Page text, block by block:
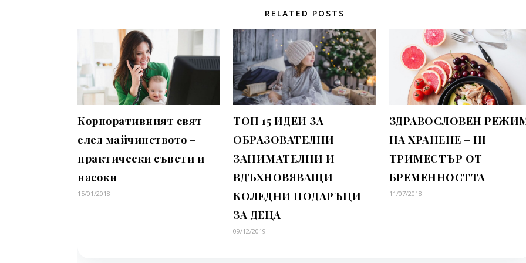
RELATED POSTS
Корпоративният свят
след майчинството –
практически съвети и
насоки
15/01/2018
ТОП 15 ИДЕИ ЗА
ОБРАЗОВАТЕЛНИ
ЗАНИМАТЕЛНИ И
ВДЪХНОВЯВАЩИ
КОЛЕДНИ ПОДАРЪЦИ
ЗА ДЕЦА
09/12/2019
ЗДРАВОСЛОВЕН
НА ХРАНЕНЕ – III
ТРИМЕСТЪР ОТ
БРЕМЕННОСТТА
11/07/2018